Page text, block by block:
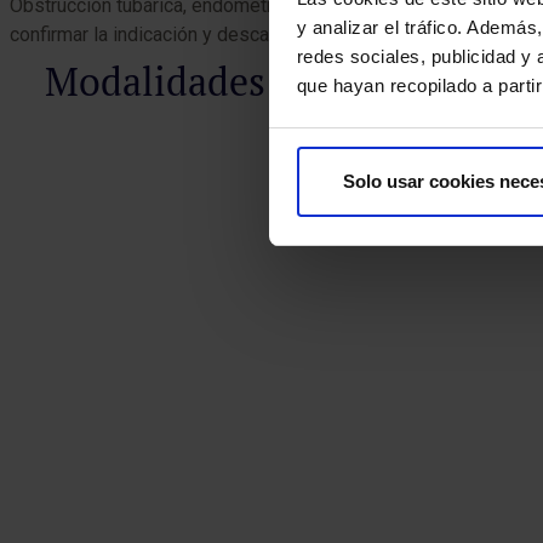
y analizar el tráfico.
redes sociales, publicidad y
que hayan recopilado a
Solo usar cookies
Obstrucción tubárica, endometriosis o baja reserva ovárica
confirmar la indicación y descartar factores tratables.
Modalidades de la FIV con